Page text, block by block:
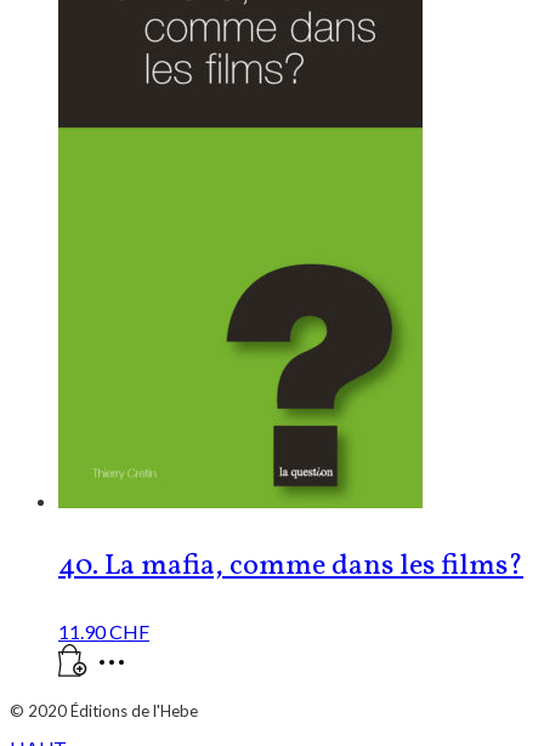
40. La mafia, comme dans les films?
11.90CHF
© 2020Éditions de l'Hebe